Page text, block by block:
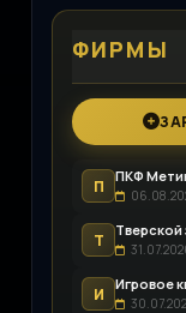
ФИРМЫ
П
ПКФ
Т
И
Игровое